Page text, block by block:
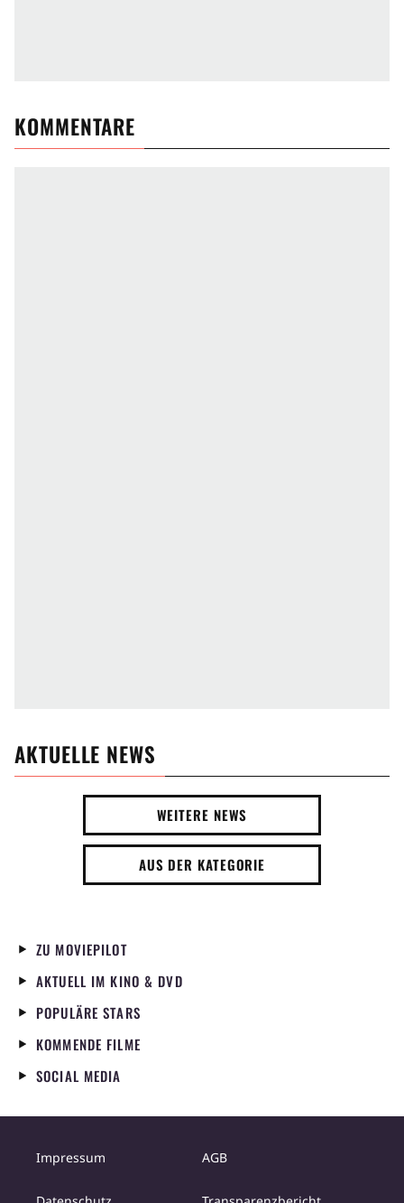
KOMMENTARE
AKTUELLE NEWS
WEITERE NEWS
AUS DER KATEGORIE
ZU MOVIEPILOT
AKTUELL IM KINO & DVD
POPULÄRE STARS
KOMMENDE FILME
SOCIAL MEDIA
Impressum AGB